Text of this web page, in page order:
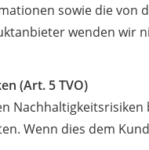
sowie die von
wenden wir
(Art. 5 TVO)
Wenn dies dem